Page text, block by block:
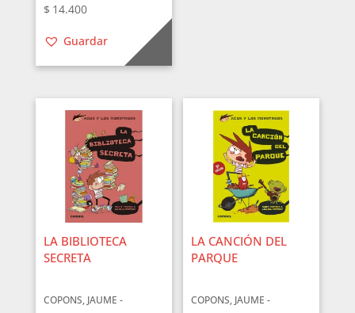
$ 14.400
Guardar
LA BIBLIOTECA
SECRETA
COPONS, JAUME -
LA CANCIÓN DEL
PARQUE
COPONS, JAUME -